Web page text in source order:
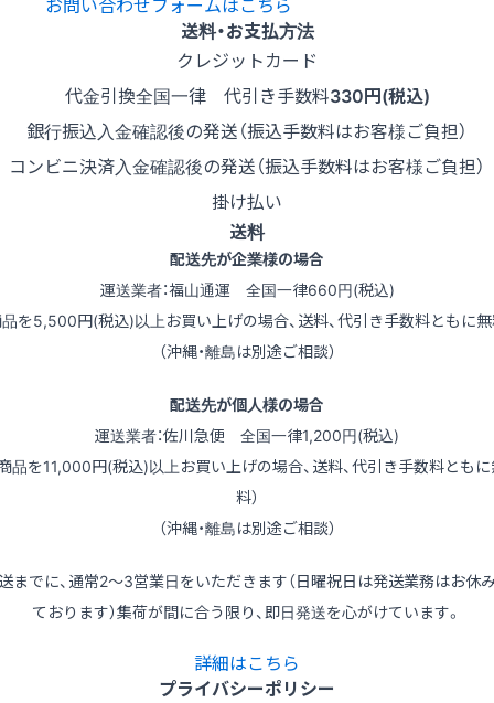
送料・お支払方法
クレジットカード
代金引換全国一律 代引き手数料330円(税込)
銀行振込入金確認後の発送（振込手数料はお客様ご負担）
コンビニ決済入金確認後の発送（振込手数料はお客様ご負担）
掛け払い
送料
配送先が企業様の場合
運送業者：福山通運 全国一律660円(税込)
品を5,500円(税込)以上お買い上げの場合、送料、代引き手数料ともに無
（沖縄・離島は別途ご相談）
配送先が個人様の場合
運送業者：佐川急便 全国一律1,200円(税込)
品を11,000円(税込)以上お買い上げの場合、送料、代引き手数料とも
料）
（沖縄・離島は別途ご相談）
までに、通常2～3営業日をいただきます（日曜祝日は発送業務はお休
ております）集荷が間に合う限り、即日発送を心がけています。
詳細はこちら
プライバシーポリシー